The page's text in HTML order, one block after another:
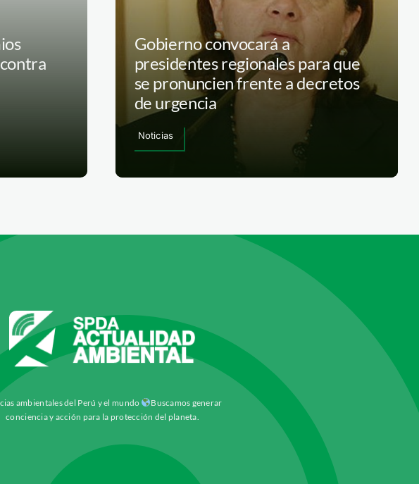
Gobierno convocará a
presidentes regionales para que
se pronuncien frente a decretos
de urgencia
Noticias
ambientales del Perú y el mundo
Buscamos generar
conciencia y acción para la protección del planeta.